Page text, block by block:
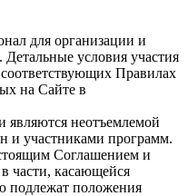
для организации и
условия участия
Правилах
на Сайте в
являются неотъемлемой
и участниками программ.
Соглашением и
части, касающейся
подлежат положения